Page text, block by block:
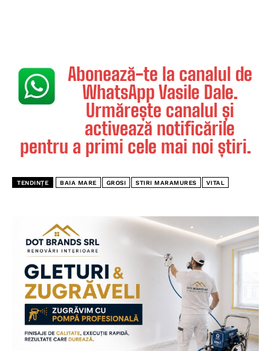
Abonează-te la canalul de
WhatsApp Vasile Dale.
Urmărește canalul și
activează notificările
pentru a primi cele mai noi știri.
TENDINȚE BAIA MARE GROSI STIRI MARAMURES VITAL